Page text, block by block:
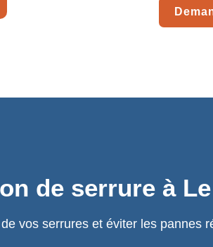
de serrure à
vos serrures et éviter les pannes